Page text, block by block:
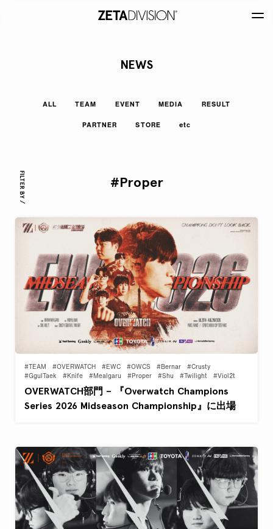
NEWS
ALL TEAM EVENT MEDIA RESULT
PARTNER STORE etc
FILTER BY / #Proper
#TEAM #OVERWATCH #EWC #OWCS #Bernar
#Crusty
#GgulTaek
#Knife #Mealgaru #Proper #Shu #Twilight #Viol2t
OVERWATCH部門 – 『Overwatch Champions
Series 2026 Midseason Championship』に出場